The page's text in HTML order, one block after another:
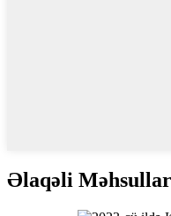
Əlaqəli Məhsullar